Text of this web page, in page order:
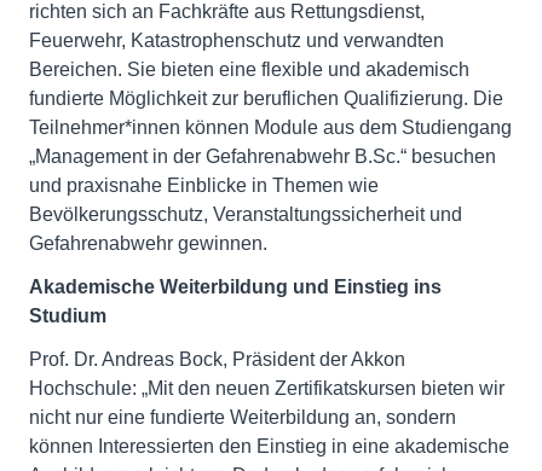
richten sich an Fachkräfte aus Rettungsdienst,
Feuerwehr, Katastrophenschutz und verwandten
Bereichen. Sie bieten eine flexible und akademisch
fundierte Möglichkeit zur beruflichen Qualifizierung. Die
Teilnehmer*innen können Module aus dem Studiengang
„Management in der Gefahrenabwehr B.Sc.“ besuchen
und praxisnahe Einblicke in Themen wie
Bevölkerungsschutz, Veranstaltungssicherheit und
Gefahrenabwehr gewinnen.
Akademische Weiterbildung und Einstieg ins
Studium
Prof. Dr. Andreas Bock, Präsident der Akkon
Hochschule: „Mit den neuen Zertifikatskursen bieten wir
nicht nur eine fundierte Weiterbildung an, sondern
können Interessierten den Einstieg in eine akademische